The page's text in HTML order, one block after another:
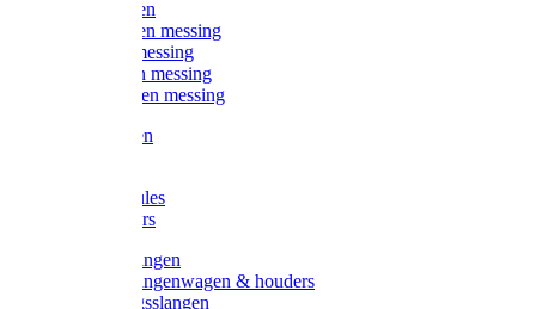
Kogelkranen
Koppelingen messing
Sproeiers messing
Tuinspuiten messing
Slangstukken messing
Handspuiten
Kunststoftules
Regenmeters
Overige slangen
Overige slangenwagen & houders
Beregeningsslangen